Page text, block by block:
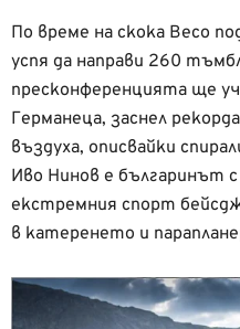
По време на скока Весо
успя да направи 260
пресконференцията ще
Германеца, заснел
въздуха, описвайки
Иво Нинов е българинът
екстремния спорт
в катеренето и